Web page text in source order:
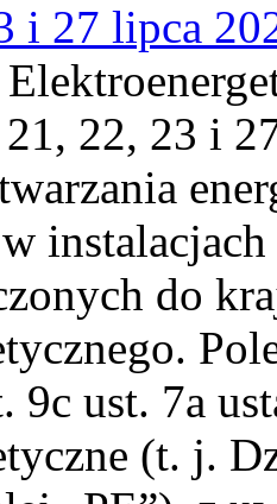
i 27 lipca
22, 23 i
do
9c ust. 7a
(t. j.